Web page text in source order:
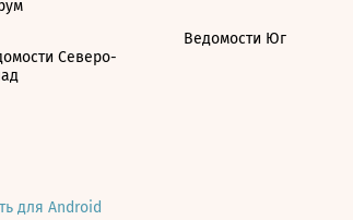
Северо-
Ведомости Юг
для Android